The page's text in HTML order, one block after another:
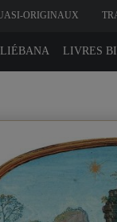
ORIGINAUX
LIVRES